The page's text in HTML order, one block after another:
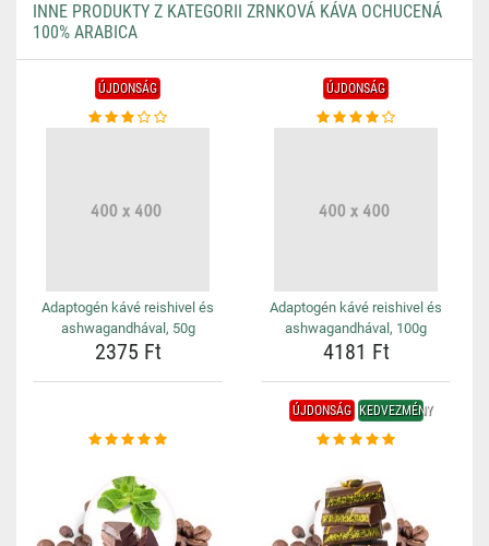
INNE PRODUKTY Z KATEGORII ZRNKOVÁ KÁVA OCHUCENÁ
100% ARABICA
ÚJDONSÁG
Adaptogén kávé reishivel és
ashwagandhával, 50g
2375 Ft
ÚJDONSÁG
Adaptogén kávé reishivel és
ashwagandhával, 100g
4181 Ft
ÚJDONSÁG KEDVEZMÉNY